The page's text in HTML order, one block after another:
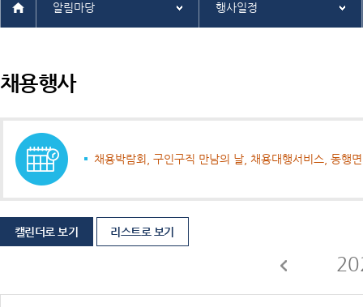
알림마당 행사일정
채용행사
채용박람회, 구인구직 만남의 날, 채용대행서비스, 동행
캘린더로 보기 리스트로 보기